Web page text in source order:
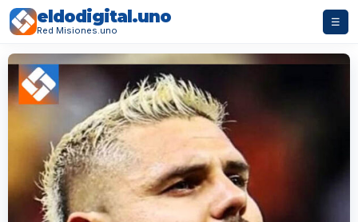
eldodigital.uno
Red Misiones.uno
☰